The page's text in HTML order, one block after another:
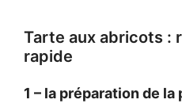
Tarte aux abricots :
rapide
1 – la préparation de la